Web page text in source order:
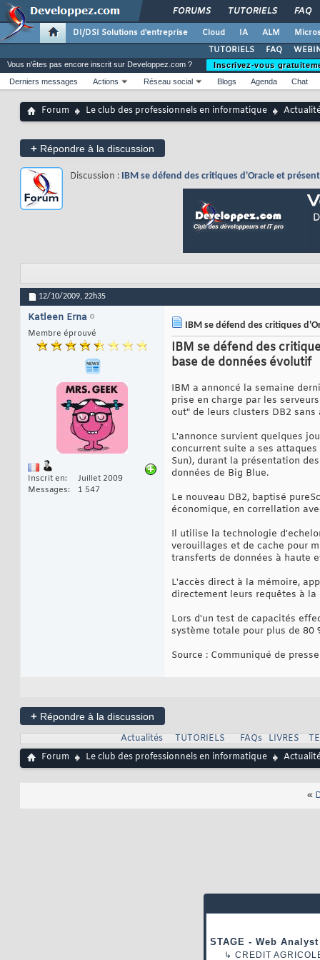
FORUMS TUTORIELS FAQ
DI/DSI Solutions d'entreprise Cloud IA ALM
TUTORIELS
FAQ
Vous n'êtes pas encore inscrit sur Developpez.com ?
Inscrivez-vous
Derniers messages
Actions Réseau social Blogs Agenda Chat
Forum Le club des professionnels en informatique
+ Répondre à la discussion
Discussion : IBM se défend des critiques d'Oracle et
12/10/2009, 22h35
Katleen Erna
Membre éprouvé
Inscrit en
Juillet 2009
Messages
1 547
IBM se défend des critiques
IBM se défend des
base de données évolutif
IBM a annoncé la semaine
prise en charge par les
out" de leurs clusters DB2
L'annonce survient quelques
concurrent suite a ses
Sun), durant la présentation
données de Big Blue.
Le nouveau DB2, baptisé
économique, en correllation
Il utilise la technologie
verouillages et de cache pour
transferts de données à haute
L'accès direct à la mémoire,
directement leurs requêtes à
Lors d'un test de capacités
système totale pour plus de 80
Source : Communiqué de
+ Répondre à la discussion
Actualités
TUTORIELS FAQs LIVRES
Forum
Le club des professionnels en informatique
«
STAGE - Web
↳ CREDIT